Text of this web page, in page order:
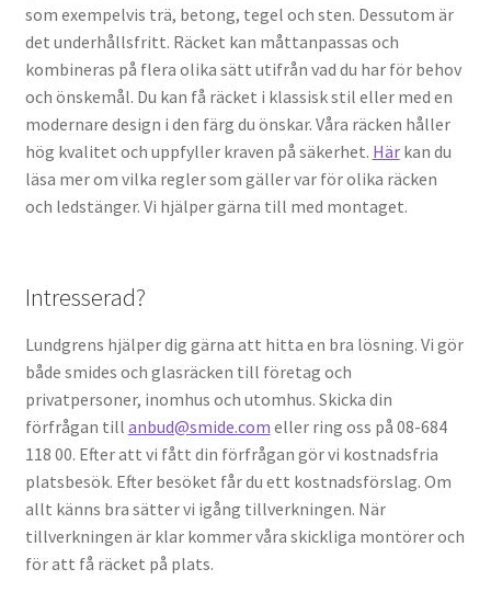
som exempelvis trä, betong, tegel och sten. Dessutom är
det underhållsfritt. Räcket kan måttanpassas och
kombineras på flera olika sätt utifrån vad du har för behov
och önskemål. Du kan få räcket i klassisk stil eller med en
modernare design i den färg du önskar. Våra räcken håller
hög kvalitet och uppfyller kraven på säkerhet. Härkan du
läsa mer om vilka regler som gäller var för olika räcken
och ledstänger. Vi hjälper gärna till med montaget.
Intresserad?
Lundgrens hjälper dig gärna att hitta en bra lösning. Vi gör
både smides och glasräcken till företag och
privatpersoner, inomhus och utomhus. Skicka din
förfrågan till anbud@smide.com eller ring oss på 08-684
118 00. Efter att vi fått din förfrågan gör vi kostnadsfria
platsbesök. Efter besöket får du ett kostnadsförslag. Om
allt känns bra sätter vi igång tillverkningen. När
tillverkningen är klar kommer våra skickliga montörer och
för att få räcket på plats.